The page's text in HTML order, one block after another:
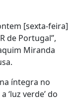
[sexta-feira]
de Portugal”,
Miranda
íntegra no
verde’ do